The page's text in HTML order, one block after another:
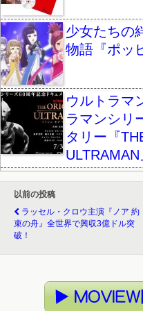
少女たちの
物語『ポッ
ウルトラマ
ラマンシリ
タリー『
以前の投稿
ラッセル・クロウ主演『ノア 約
束の舟』全世界で興収3億ドル突
破！